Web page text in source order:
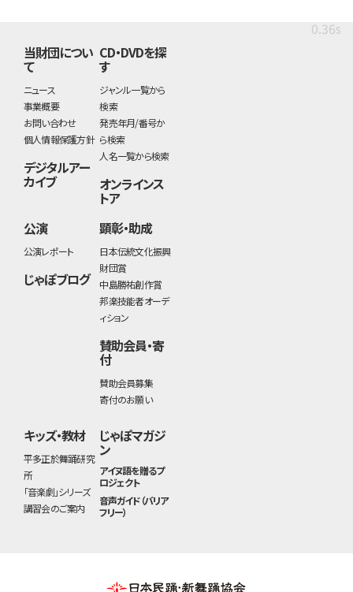
0.36s
当財団につい
て
ニュース
事業概要
お問い合わせ
個人情報保護方針
デジタルアー
カイブ
CD・DVDを探
す
ジャンル一覧から
検索
発売年月/番号か
ら検索
人名一覧から検索
オンラインス
トア
公演
公演レポート
じゃぽブログ
顕彰・助成
日本伝統文化振興
財団賞
中島勝祐創作賞
邦楽技能者オーデ
ィション
賛助会員・寄
付
賛助会員募集
寄付のお願い
キッズ・教材
平多正於舞踊研究
所
「音楽劇」シリーズ
講習会のご案内
じゃぽマガジ
ン
アイヌ語を贈るプ
ロジェクト
音声ガイド（バリア
フリー）